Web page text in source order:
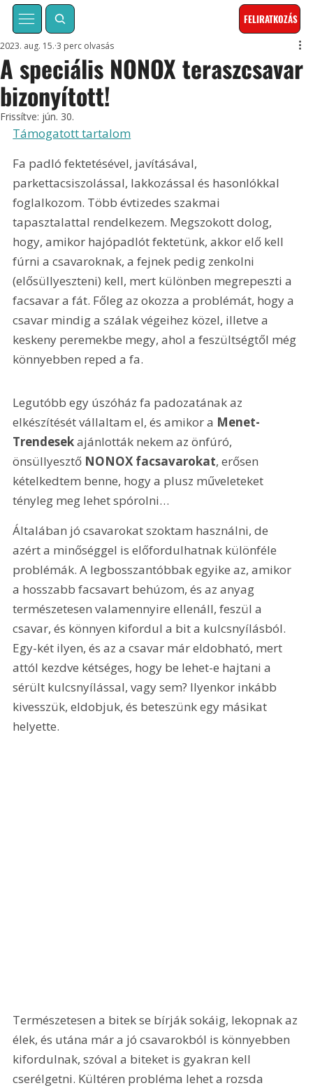
FELIRATKOZÁS
A speciális NONOX teraszcsavar
bizonyított!
2023. aug. 15. 3 perc olvasás
Frissítve: jún. 30.
Támogatott tartalom
Fa padló fektetésével, javításával,
parkettacsiszolással, lakkozással és hasonlókkal
foglalkozom. Több évtizedes szakmai
tapasztalattal rendelkezem. Megszokott dolog,
hogy, amikor hajópadlót fektetünk, akkor elő kell
fúrni a csavaroknak, a fejnek pedig zenkolni
(elősüllyeszteni) kell, mert különben megrepeszti a
facsavar a fát. Főleg az okozza a problémát, hogy a
csavar mindig a szálak végeihez közel, illetve a
keskeny peremekbe megy, ahol a feszültségtől még
könnyebben reped a fa.
Legutóbb egy úszóház fa padozatának az
elkészítését vállaltam el, és amikor a Menet-
Trendesek ajánlották nekem az önfúró,
önsüllyesztő NONOX facsavarokat, erősen
kételkedtem benne, hogy a plusz műveleteket
tényleg meg lehet spórolni…
Általában jó csavarokat szoktam használni, de
azért a minőséggel is előfordulhatnak különféle
problémák. A legbosszantóbbak egyike az, amikor
a hosszabb facsavart behúzom, és az anyag
természetesen valamennyire ellenáll, feszül a
csavar, és könnyen kifordul a bit a kulcsnyílásból.
Egy-két ilyen, és az a csavar már eldobható, mert
attól kezdve kétséges, hogy be lehet-e hajtani a
sérült kulcsnyílással, vagy sem? Ilyenkor inkább
kivesszük, eldobjuk, és beteszünk egy másikat
helyette.
Természetesen a bitek se bírják sokáig, lekopnak az
élek, és utána már a jó csavarokból is könnyebben
kifordulnak, szóval a biteket is gyakran kell
cserélgetni. Kültéren probléma lehet a rozsda